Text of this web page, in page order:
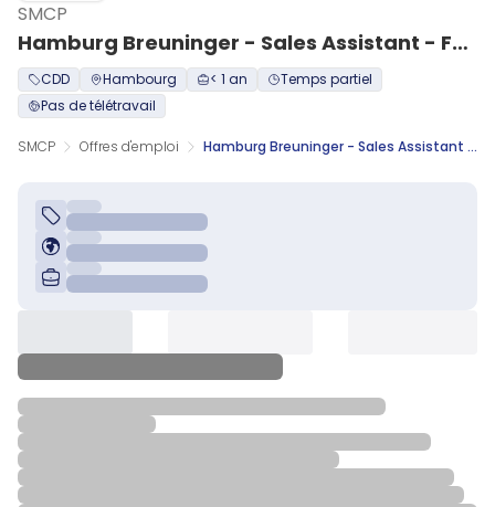
Hamburg Breuninger - Sales Assistant - Full time (m/w/d)
SMCP
CDD Hambourg < 1 an
Temps partiel
Pas de télétravail
SMCP Offres d'emploi Hamburg Breuninger - Sales Assistant - Full time (m/w/d)